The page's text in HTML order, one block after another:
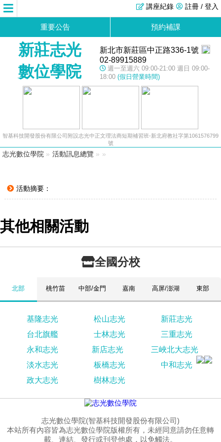
註冊 / 登入
講座紀錄
重要公告 預約補課
新莊志光
數位學院
新北市新莊區中正路336-1號
02-89915889
週一至週六 09:00-21:00 週日 09:00-
18:00 (假日營業時間)
智基科技開發股份有限公司附設志光中正文理法商短期補習班-新北府教社字第1061576799
號
志光數位學院 » 活動訊息總覽 » »
活動摘要：
其他相關活動
全國分校
北部 桃竹苗 中部/金門 嘉南 高屏/澎湖 東部
基隆志光 松山志光
新莊志光
台北旗艦
士林志光
三重志光
永和志光
新店志光
三峽北大志光
淡水志光
板橋志光
中和志光
政大志光
樹林志光
志光數位學院(智基科技開發股份有限公司)
本站所有內容皆為志光數位學院版權所有，未經同意請勿任意轉
載、連結、發行或刊登他處，以免觸法。